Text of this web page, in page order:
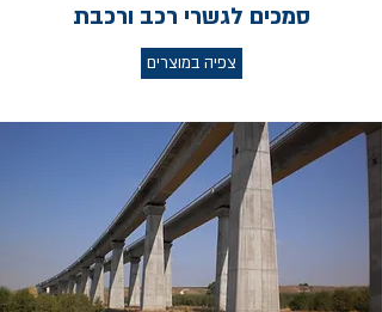
סמכים לגשרי רכב ורכבת
צפיה במוצרים